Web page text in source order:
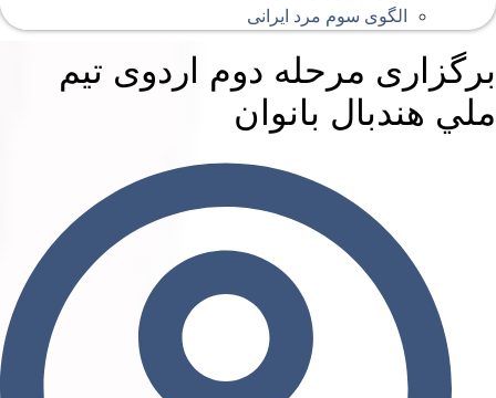
الگوی سوم مرد ایرانی
مرحله دوم اردوی تيم
هندبال بانوان